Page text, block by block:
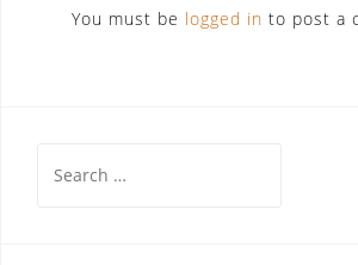
You must be logged in to post a
for: